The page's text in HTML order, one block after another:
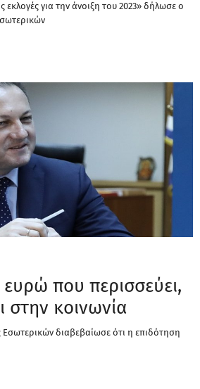
εκλογές για την άνοιξη του 2023» δήλωσε ο
που περισσεύει,
στην κοινωνία
διαβεβαίωσε ότι η επιδότηση